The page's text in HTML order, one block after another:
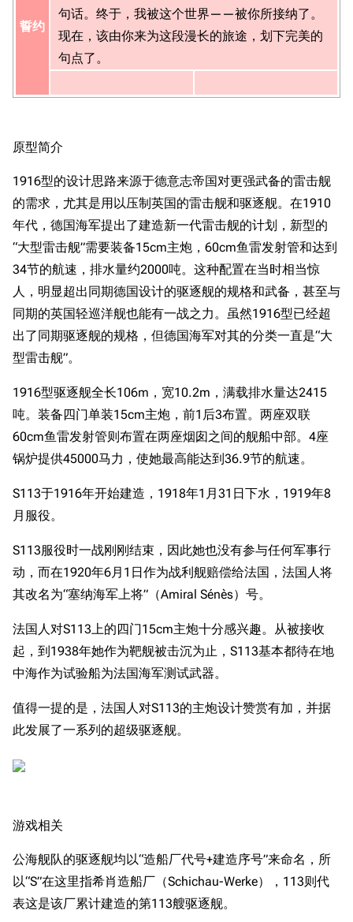
誓约
句话。终于，我被这个世界——被你所接纳了。
现在，该由你来为这段漫长的旅途，划下完美的
句点了。
原型简介
1916型的设计思路来源于德意志帝国对更强武备的雷击舰
的需求，尤其是用以压制英国的雷击舰和驱逐舰。在1910
年代，德国海军提出了建造新一代雷击舰的计划，新型的
“大型雷击舰”需要装备15cm主炮，60cm鱼雷发射管和达到
34节的航速，排水量约2000吨。这种配置在当时相当惊
人，明显超出同期德国设计的驱逐舰的规格和武备，甚至与
同期的英国轻巡洋舰也能有一战之力。虽然1916型已经超
出了同期驱逐舰的规格，但德国海军对其的分类一直是“大
型雷击舰”。
1916型驱逐舰全长106m，宽10.2m，满载排水量达2415
吨。装备四门单装15cm主炮，前1后3布置。两座双联
60cm鱼雷发射管则布置在两座烟囱之间的舰船中部。4座
锅炉提供45000马力，使她最高能达到36.9节的航速。
S113于1916年开始建造，1918年1月31日下水，1919年8
月服役。
S113服役时一战刚刚结束，因此她也没有参与任何军事行
动，而在1920年6月1日作为战利舰赔偿给法国，法国人将
其改名为“塞纳海军上将”（Amiral Sénès）号。
法国人对S113上的四门15cm主炮十分感兴趣。从被接收
起，到1938年她作为靶舰被击沉为止，S113基本都待在地
中海作为试验船为法国海军测试武器。
值得一提的是，法国人对S113的主炮设计赞赏有加，并据
此发展了一系列的超级驱逐舰。
游戏相关
公海舰队的驱逐舰均以“造船厂代号+建造序号”来命名，所
以“S”在这里指希肖造船厂（Schichau-Werke），113则代
表这是该厂累计建造的第113艘驱逐舰。